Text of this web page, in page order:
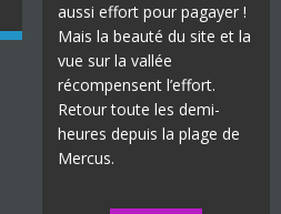
aussi effort pour pagayer !
Mais la beauté du site et la
vue sur la vallée
récompensent l’effort.
Retour toute les demi-
heures depuis la plage de
Mercus.